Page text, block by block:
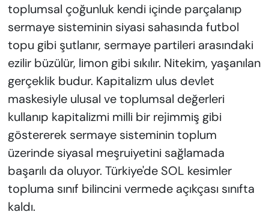
toplumsal çoğunluk kendi içinde parçalanıp
sermaye sisteminin siyasi sahasında futbol
topu gibi şutlanır, sermaye partileri arasındaki
ezilir büzülür, limon gibi sıkılır. Nitekim, yaşanılan
gerçeklik budur. Kapitalizm ulus devlet
maskesiyle ulusal ve toplumsal değerleri
kullanıp kapitalizmi milli bir rejimmiş gibi
göstererek sermaye sisteminin toplum
üzerinde siyasal meşruiyetini sağlamada
başarılı da oluyor. Türkiye'de SOL kesimler
topluma sınıf bilincini vermede açıkçası sınıfta
kaldı.
ÖZEL HABER
YAZAR KÖŞESİ
SİYASET
VAN VE DİYARBAKIR HABERLERİ